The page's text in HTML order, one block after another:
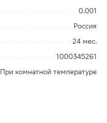
0.001
Россия
24 мес.
1000345261
При комнатной температуре